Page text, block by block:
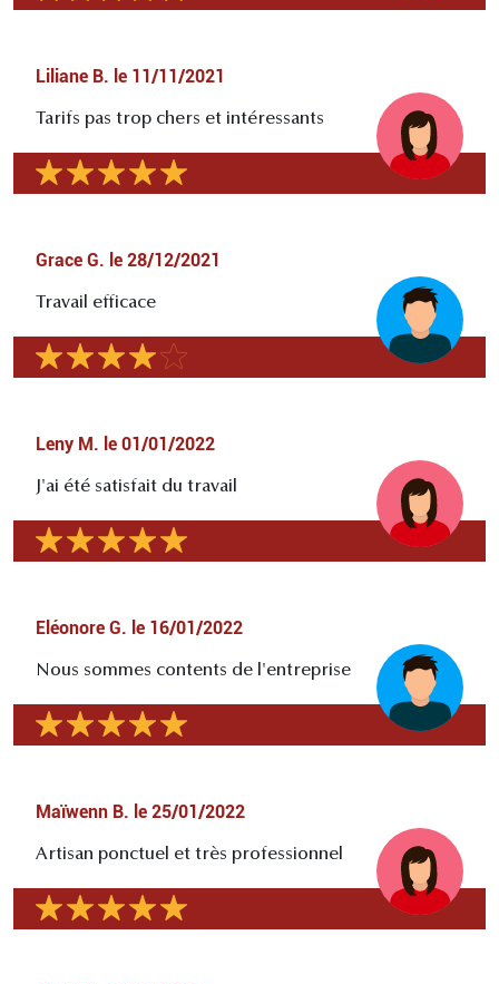
Liliane B. le 11/11/2021
Tarifs pas trop chers et intéressants
Grace G. le 28/12/2021
Travail efficace
Leny M. le 01/01/2022
J'ai été satisfait du travail
Eléonore G. le 16/01/2022
Nous sommes contents de l'entreprise
Maïwenn B. le 25/01/2022
Artisan ponctuel et très professionnel